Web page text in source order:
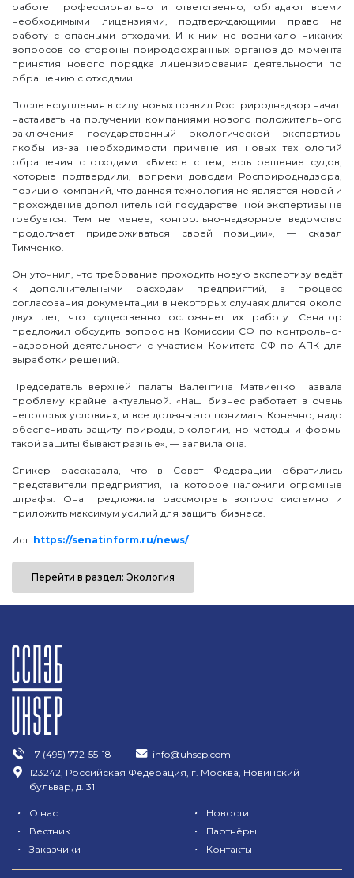
работе профессионально и ответственно, обладают всеми
необходимыми лицензиями, подтверждающими право на
работу с опасными отходами. И к ним не возникало никаких
вопросов со стороны природоохранных органов до момента
принятия нового порядка лицензирования деятельности по
обращению с отходами.
После вступления в силу новых правил Росприроднадзор начал
настаивать на получении компаниями нового положительного
заключения государственный экологической экспертизы
якобы из-за необходимости применения новых технологий
обращения с отходами. «Вместе с тем, есть решение судов,
которые подтвердили, вопреки доводам Росприроднадзора,
позицию компаний, что данная технология не является новой и
прохождение дополнительной государственной экспертизы не
требуется. Тем не менее, контрольно-надзорное ведомство
продолжает придерживаться своей позиции», — сказал
Тимченко.
Он уточнил, что требование проходить новую экспертизу ведёт
к дополнительными расходам предприятий, а процесс
согласования документации в некоторых случаях длится около
двух лет, что существенно осложняет их работу. Сенатор
предложил обсудить вопрос на Комиссии СФ по контрольно-
надзорной деятельности с участием Комитета СФ по АПК для
выработки решений.
Председатель верхней палаты Валентина Матвиенко назвала
проблему крайне актуальной. «Наш бизнес работает в очень
непростых условиях, и все должны это понимать. Конечно, надо
обеспечивать защиту природы, экологии, но методы и формы
такой защиты бывают разные», — заявила она.
Спикер рассказала, что в Совет Федерации обратились
представители предприятия, на которое наложили огромные
штрафы. Она предложила рассмотреть вопрос системно и
приложить максимум усилий для защиты бизнеса.
Ист: https://senatinform.ru/news/
Перейти в раздел: Экология
+7 (495) 772-55-18
info@uhsep.com
123242, Российская Федерация, г. Москва, Новинский
бульвар, д. 31
• О нас • Новости
• Вестник • Партнёры
• Заказчики • Контакты